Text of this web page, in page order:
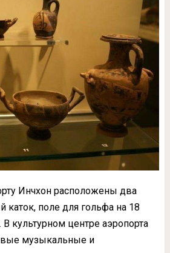
Инчхон расположены два
каток, поле для гольфа на 18
культурном центре аэропорта
музыкальные и